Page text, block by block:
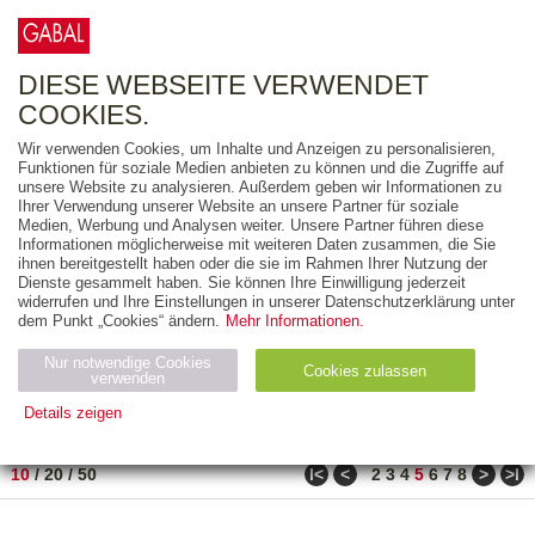
FREITEXT
AUSGABEART
AUS DER REIHE
ZUM THEMA
Neuerscheinung
Bestseller
PREIS
10/20/50 ǀ< < 2 3 4 5 6 7 8 > >ǀ
DIESE WEBSEITE VERWENDET
COOKIES.
Wir verwenden Cookies, um Inhalte und Anzeigen zu personalisieren,
Funktionen für soziale Medien anbieten zu können und die Zugriffe auf
unsere Website zu analysieren. Außerdem geben wir Informationen zu
Ihrer Verwendung unserer Website an unsere Partner für soziale
Medien, Werbung und Analysen weiter. Unsere Partner führen diese
Informationen möglicherweise mit weiteren Daten zusammen, die Sie
ihnen bereitgestellt haben oder die sie im Rahmen Ihrer Nutzung der
Dienste gesammelt haben. Sie können Ihre Einwilligung jederzeit
widerrufen und Ihre Einstellungen in unserer Datenschutzerklärung unter
dem Punkt „Cookies“ ändern. Mehr Informationen.
Nur notwendige Cookies
verwenden
Cookies zulassen
Details zeigen
Name Zweck
Ty